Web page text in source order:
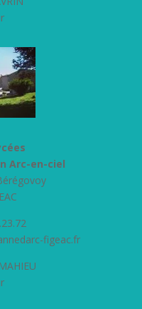
Arc-en-ciel
figeac.fr